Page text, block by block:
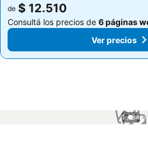
de $ 12.510
Consultá los precios de 6 páginas
Ver precios
de $ 12.510
Consultá los precios de 6 páginas
Ver precios
1 / 84